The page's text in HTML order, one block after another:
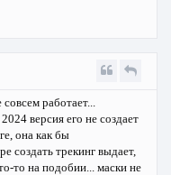
работает...
версия его не создает
она как бы
создать трекинг выдает,
то на подобии... маски не